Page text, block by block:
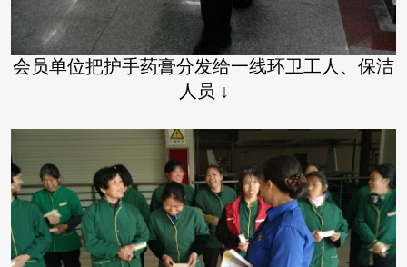
会员单位把护手药膏分发给一线环卫工人、保洁
人员 ↓